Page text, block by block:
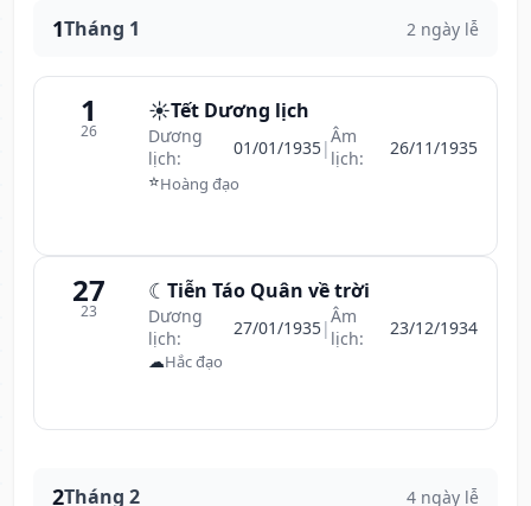
1Tháng 1 2 ngày lễ
1
26
☀️Tết Dương lịch
Dương
lịch:
01/01/1935|Âm
lịch:
26/11/1935
⭐Hoàng đạo
27
23
☾ Tiễn Táo Quân về trời
Dương
lịch:
27/01/1935|Âm
lịch:
23/12/1934
☁Hắc đạo
2Tháng 2 4 ngày lễ